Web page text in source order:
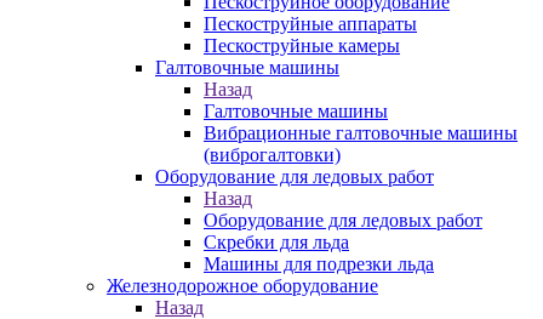
Пескоструйные аппараты
Пескоструйные камеры
Галтовочные машины
Назад
Галтовочные машины
Вибрационные галтовочные машины
(виброгалтовки)
Оборудование для ледовых работ
Назад
Оборудование для ледовых работ
Скребки для льда
Машины для подрезки льда
Железнодорожное оборудование
Назад